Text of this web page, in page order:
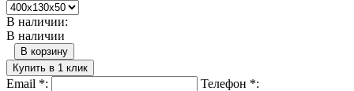
В наличии:
В наличии
В корзину
Купить в 1 клик
Email *: Телефон *: